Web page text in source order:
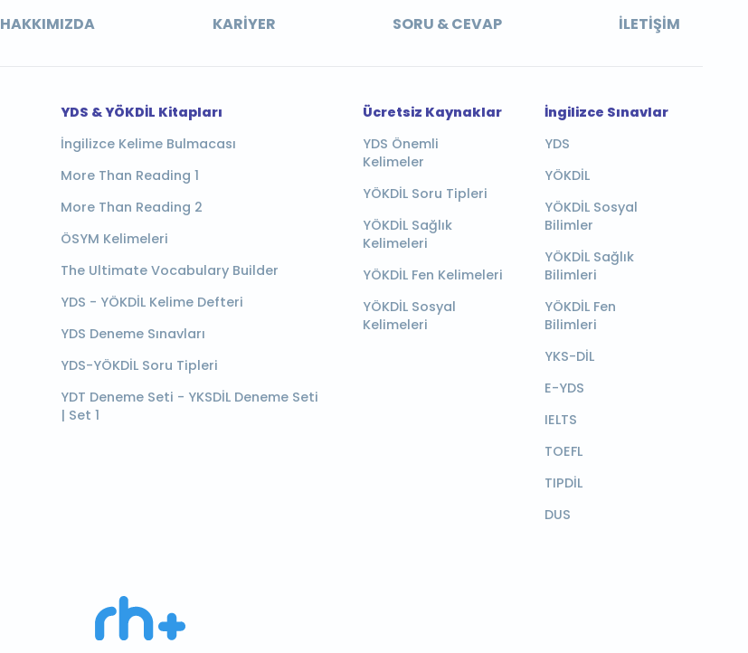
HAKKIMIZDA KARIYER SORU & CEVAP İLETIŞIM
YDS & YÖKDİL Kitapları
İngilizce Kelime Bulmacası
More Than Reading 1
More Than Reading 2
ÖSYM Kelimeleri
The Ultimate Vocabulary Builder
YDS - YÖKDİL Kelime Defteri
YDS Deneme Sınavları
YDS-YÖKDİL Soru Tipleri
YDT Deneme Seti - YKSDİL Deneme Seti
| Set 1
Ücretsiz Kaynaklar
YDS Önemli
Kelimeler
YÖKDİL Soru Tipleri
YÖKDİL Sağlık
Kelimeleri
YÖKDİL Fen Kelimeleri
YÖKDİL Sosyal
Kelimeleri
İngilizce Sınavlar
YDS
YÖKDİL
YÖKDİL Sosyal
Bilimler
YÖKDİL Sağlık
Bilimleri
YÖKDİL Fen
Bilimleri
YKS-DİL
E-YDS
IELTS
TOEFL
TIPDİL
DUS